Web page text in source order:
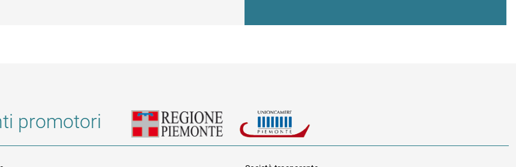
promotori